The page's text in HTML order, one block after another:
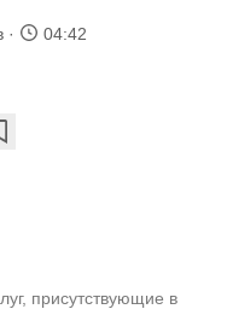
04:42
присутствующие в